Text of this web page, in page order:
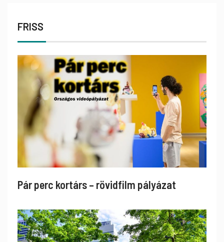
FRISS
Pár perc kortárs – rövidfilm pályázat